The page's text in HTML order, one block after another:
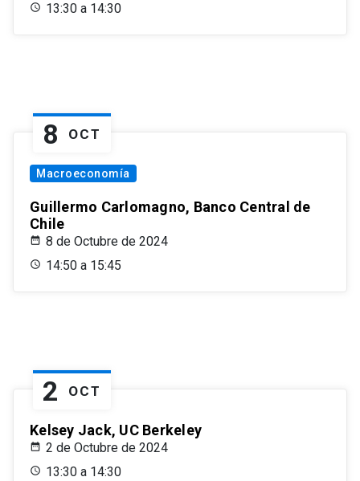
13:30 a 14:30
8 OCT
Macroeconomía
Guillermo Carlomagno, Banco Central de
Chile
8 de Octubre de 2024
14:50 a 15:45
2 OCT
Kelsey Jack, UC Berkeley
2 de Octubre de 2024
13:30 a 14:30